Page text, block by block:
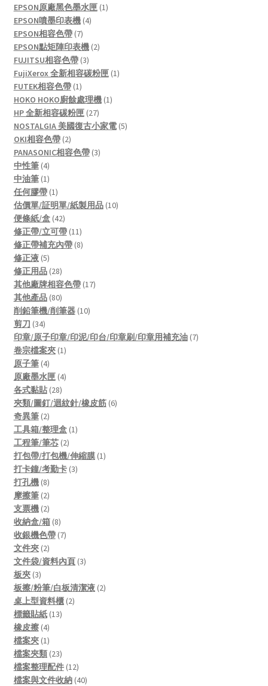
products
EPSON原廠黑色墨水匣 11
EPSON噴墨印表機 44
EPSON相容色帶 77
products
EPSON點矩陣印表機 22
FUJITSU相容色帶 33
products
FujiXerox 全新相容碳粉匣 11
FUTEK相容色帶 11
product
HOKO HOKO廚餘處理機 11
HP 全新相容碳粉匣 2727
products
NOSTALGIA 美國復古小家電 55
OKI相容色帶 22
products
PANASONIC相容色帶 33
中性筆 44
products
中油筆 11
product
任何膠帶 11
product
估價單/証明單/紙製用品 1010
便條紙/盒 4242
products
修正帶/立可帶 1111
products
修正帶補充內帶 88
修正液 55
products
修正用品 2828
products
其他廠牌相容色帶 1717
其他產品 8080
products
削鉛筆機/削筆器 1010
剪刀 3434
products
印章/原子印章/印泥/印台/印章刷/印章用補充油 77
卷宗檔案夾 11
原子筆 44
products
原廠墨水匣 44
各式黏貼 2828
products
夾類/圖釘/迴紋針/橡皮筋 66
奇異筆 22
products
工具箱/整理盒 11
工程筆/筆芯 22
products
打包帶/打包機/伸縮膜 11
打卡鐘/考勤卡 33
打孔機 88
products
摩擦筆 22
products
支票機 22
products
收納盒/箱 88
products
收銀機色帶 77
文件夾 22
products
文件袋/資料內頁 33
板夾 33
products
板擦/粉筆/白板清潔液 22
桌上型資料櫃 22
標籤貼紙 1313
橡皮擦 44
products
檔案夾 11
product
檔案夾類 2323
products
檔案整理配件 1212
products
檔案與文件收納 4040